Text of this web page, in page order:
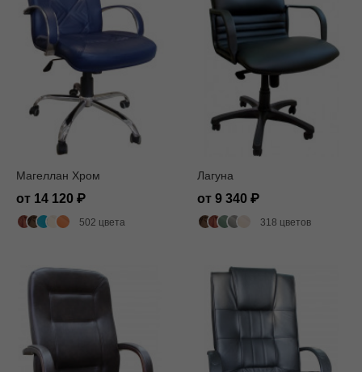
Магеллан Хром
от 14 120
502 цвета
Лагуна
от 9 340
318 цветов